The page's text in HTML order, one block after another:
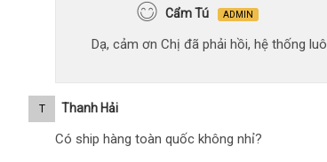
Cẩm Tú ADMIN
Dạ, cảm ơn Chị đã phải hồi, hệ thống
T Thanh Hải
Có ship hàng toàn quốc không nhỉ?